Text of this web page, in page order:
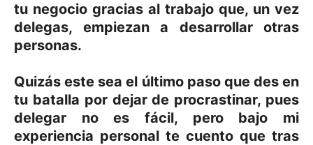
tu negocio gracias al trabajo que, un vez
delegas, empiezan a desarrollar otras
personas.
Quizás este sea el último paso que des en
tu batalla por dejar de procrastinar, pues
delegar no es fácil, pero bajo mi
experiencia personal te cuento que tras